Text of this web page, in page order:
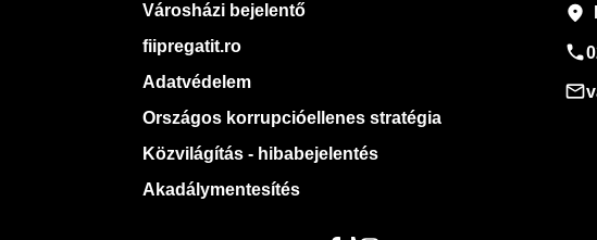
Városházi bejelentő
fiipregatit.ro
Adatvédelem
Országos korrupcióellenes stratégia
Közvilágítás - hibabejelentés
Akadálymentesítés
place
phone
mail_outline